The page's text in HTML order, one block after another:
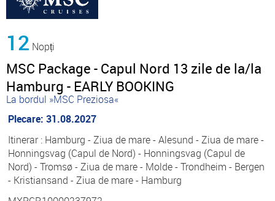
12 Nopți
MSC Package - Capul Nord 13 zile de la/la
Hamburg - EARLY BOOKING
La bordul »MSC Preziosa«
Plecare: 31.08.2027
Itinerar : Hamburg - Ziua de mare - Alesund - Ziua de mare -
Honningsvag (Capul de Nord) - Honningsvag (Capul de
Nord) - Tromsø - Ziua de mare - Molde - Trondheim - Bergen
- Kristiansand - Ziua de mare - Hamburg